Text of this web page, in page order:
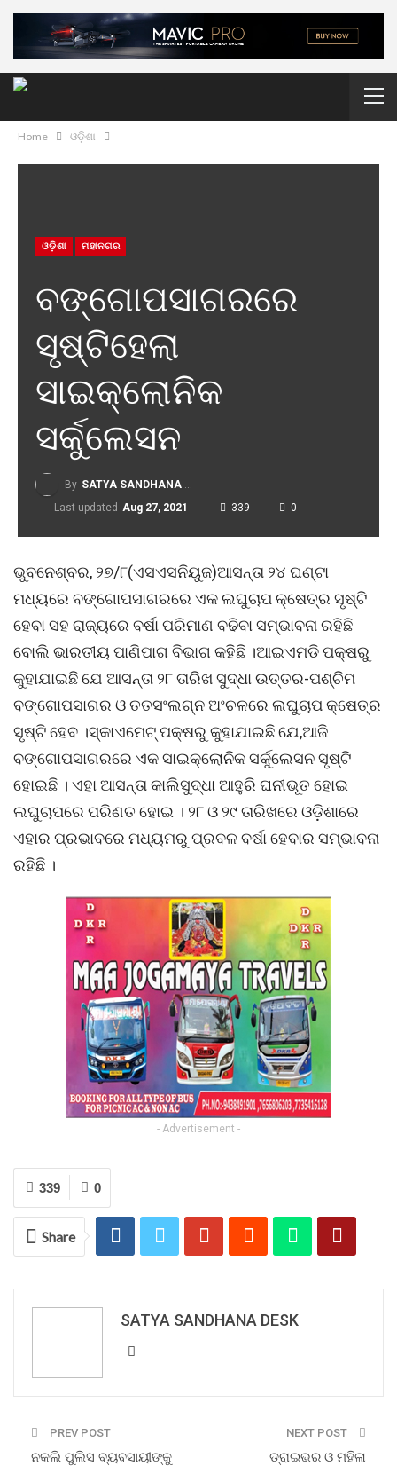
Home ଓଡ଼ିଶା
ଓଡ଼ିଶା ମହାନଗର
ବଙ୍ଗୋପସାଗରରେ
ସୃଷ୍ଟିହେଲା
ସାଇକ୍ଲୋନିକ
ସର୍କୁଲେସନ
By SATYA SANDHANA DESK
Last updated Aug 27, 2021 339 0
ଭୁବନେଶ୍ବର, ୨୭/୮(ଏସଏସନିୟୁଜ)ଆସନ୍ତା ୨୪ ଘଣ୍ଟା
ମଧ୍ୟରେ ବଙ୍ଗୋପସାଗରରେ ଏକ ଲଘୁଚାପ କ୍ଷେତ୍ର ସୃଷ୍ଟି
ହେବା ସହ ରାଜ୍ୟରେ ବର୍ଷା ପରିମାଣ ବଢିବା ସମ୍ଭାବନା ରହିଛି
ବୋଲି ଭାରତୀୟ ପାଣିପାଗ ବିଭାଗ କହିଛି ।ଆଇଏମଡି ପକ୍ଷରୁ
କୁହାଯାଇଛି ଯେ ଆସନ୍ତା ୨୮ ତାରିଖ ସୁଦ୍ଧା ଉତ୍ତର-ପଶ୍ଚିମ
ବଙ୍ଗୋପସାଗର ଓ ତତସଂଲଗ୍ନ ଅଂଚଳରେ ଲଘୁଚାପ କ୍ଷେତ୍ର
ସୃଷ୍ଟି ହେବ ।ସ୍କାଏମେଟ୍ ପକ୍ଷରୁ କୁହାଯାଇଛି ଯେ,ଆଜି
ବଙ୍ଗୋପସାଗରରେ ଏକ ସାଇକ୍ଲୋନିକ ସର୍କୁଲେସନ ସୃଷ୍ଟି
ହୋଇଛି । ଏହା ଆସନ୍ତା କାଲିସୁଦ୍ଧା ଆହୁରି ଘନୀଭୂତ ହୋଇ
ଲଘୁଚାପରେ ପରିଣତ ହୋଇ । ୨୮ ଓ ୨୯ ତାରିଖରେ ଓଡ଼ିଶାରେ
ଏହାର ପ୍ରଭାବରେ ମଧ୍ୟମରୁ ପ୍ରବଳ ବର୍ଷା ହେବାର ସମ୍ଭାବନା
ରହିଛି ।
- Advertisement -
0
339
Share
SATYA SANDHANA DESK
PREV POST
ନକଲି ପୁଲିସ ବ୍ୟବସାୟୀଙ୍କୁ
NEXT POST
ଡ୍ରାଇଭର ଓ ମହିଳା